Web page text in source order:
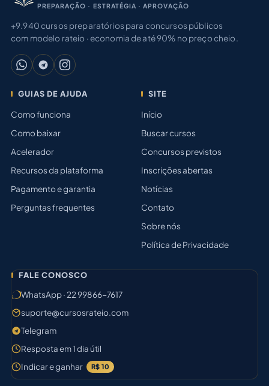
PREPARAÇÃO · ESTRATÉGIA · APROVAÇÃO
+9.940 cursos preparatórios para concursos públicos
com modelo rateio · economia de até 90% no preço cheio.
GUIAS DE AJUDA
Como funciona
Como baixar
Acelerador
Recursos da plataforma
Pagamento e garantia
Perguntas frequentes
SITE
Início
Buscar cursos
Concursos previstos
Inscrições abertas
Notícias
Contato
Sobre nós
Política de Privacidade
FALE CONOSCO
WhatsApp · 22 99866-7617
suporte@cursosrateio.com
Telegram
Resposta em 1 dia útil
Indicar e ganhar
R$ 10